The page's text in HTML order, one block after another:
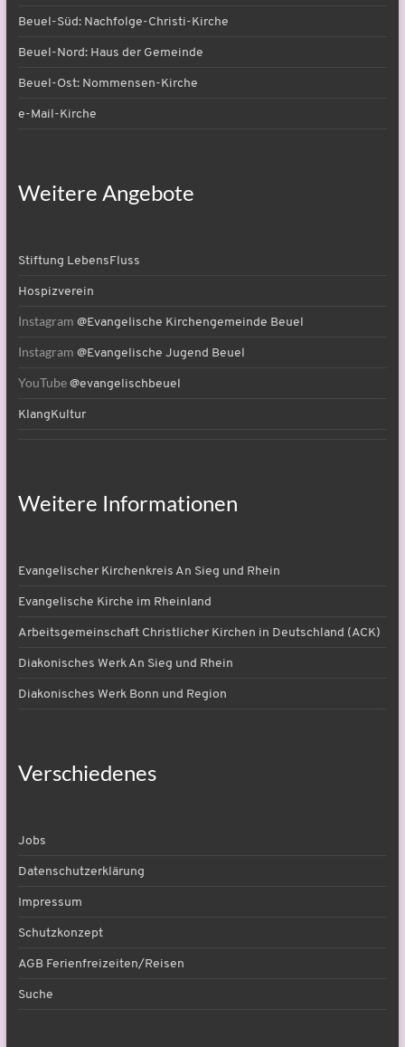
Beuel-Süd: Nachfolge-Christi-Kirche
Beuel-Nord: Haus der Gemeinde
Beuel-Ost: Nommensen-Kirche
e-Mail-Kirche
Weitere Angebote
Stiftung LebensFluss
Hospizverein
Instagram @Evangelische Kirchengemeinde Beuel
Instagram @Evangelische Jugend Beuel
YouTube @evangelischbeuel
KlangKultur
Weitere Informationen
Evangelischer Kirchenkreis An Sieg und Rhein
Evangelische Kirche im Rheinland
Arbeitsgemeinschaft Christlicher Kirchen in Deutschland (ACK)
Diakonisches Werk An Sieg und Rhein
Diakonisches Werk Bonn und Region
Verschiedenes
Jobs
Datenschutzerklärung
Impressum
Schutzkonzept
AGB Ferienfreizeiten/Reisen
Suche